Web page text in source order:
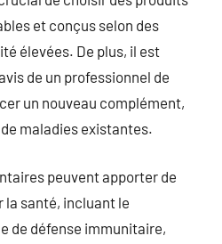
et conçus selon des
élevées. De plus, il est
de un professionnel de
un nouveau complément,
maladies existantes.
peuvent apporter de
santé, incluant le
de défense immunitaire,